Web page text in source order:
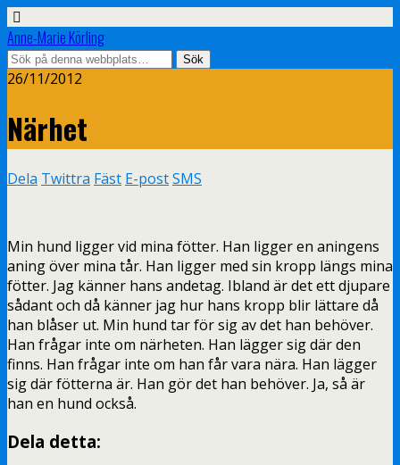
Anne-Marie Körling
26/11/2012
Närhet
Dela Twittra Fäst E-postSMS
Min hund ligger vid mina fötter. Han ligger en aningens
aning över mina tår. Han ligger med sin kropp längs mina
fötter. Jag känner hans andetag. Ibland är det ett djupare
sådant och då känner jag hur hans kropp blir lättare då
han blåser ut. Min hund tar för sig av det han behöver.
Han frågar inte om närheten. Han lägger sig där den
finns. Han frågar inte om han får vara nära. Han lägger
sig där fötterna är. Han gör det han behöver. Ja, så är
han en hund också.
Dela detta: